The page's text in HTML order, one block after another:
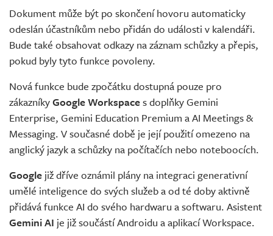
Dokument může být po skončení hovoru automaticky
odeslán účastníkům nebo přidán do události v kalendáři.
Bude také obsahovat odkazy na záznam schůzky a přepis,
pokud byly tyto funkce povoleny.
Nová funkce bude zpočátku dostupná pouze pro
zákazníkyGoogle Workspaces doplňky Gemini
Enterprise, Gemini Education Premium a AI Meetings &
Messaging. V současné době je její použití omezeno na
anglický jazyk a schůzky na počítačích nebo noteboocích.
Google již dříve oznámil plány na integraci generativní
umělé inteligence do svých služeb a od té doby aktivně
přidává funkce AI do svého hardwaru a softwaru. Asistent
Gemini AI je již součástí Androidu a aplikací Workspace.